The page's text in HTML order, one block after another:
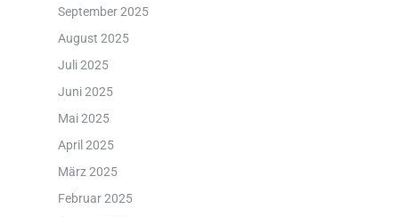
September 2025
August 2025
Juli 2025
Juni 2025
Mai 2025
April 2025
März 2025
Februar 2025